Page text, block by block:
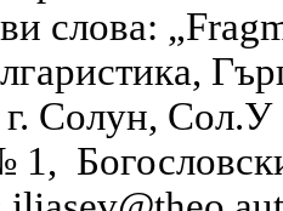
слова:
Солун, Сол.У
1,